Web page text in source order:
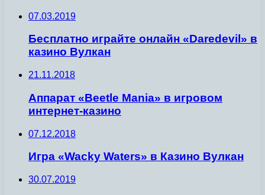
07.03.2019
Бесплатно играйте онлайн «Daredevil» в
казино Вулкан
21.11.2018
Аппарат «Beetle Mania» в игровом
интернет-казино
07.12.2018
Игра «Wacky Waters» в Казино Вулкан
30.07.2019